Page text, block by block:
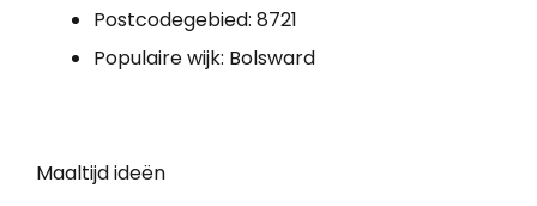
Postcodegebied: 8721
Populaire wijk: Bolsward
Maaltijd ideën